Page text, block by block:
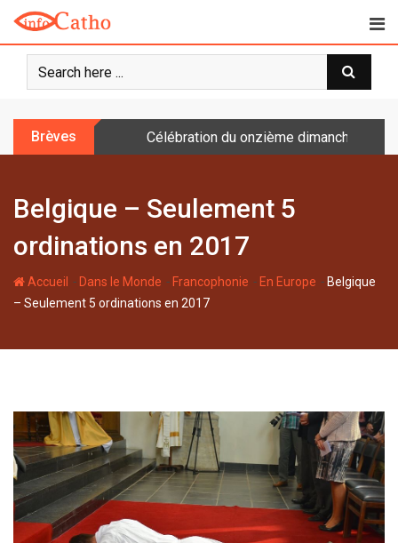
o
Brèves Célébration du onzième dimanche
Belgique – Seulement 5
ordinations en 2017
Accueil - Dans le Monde - Francophonie - En Europe - Belgique
– Seulement 5 ordinations en 2017